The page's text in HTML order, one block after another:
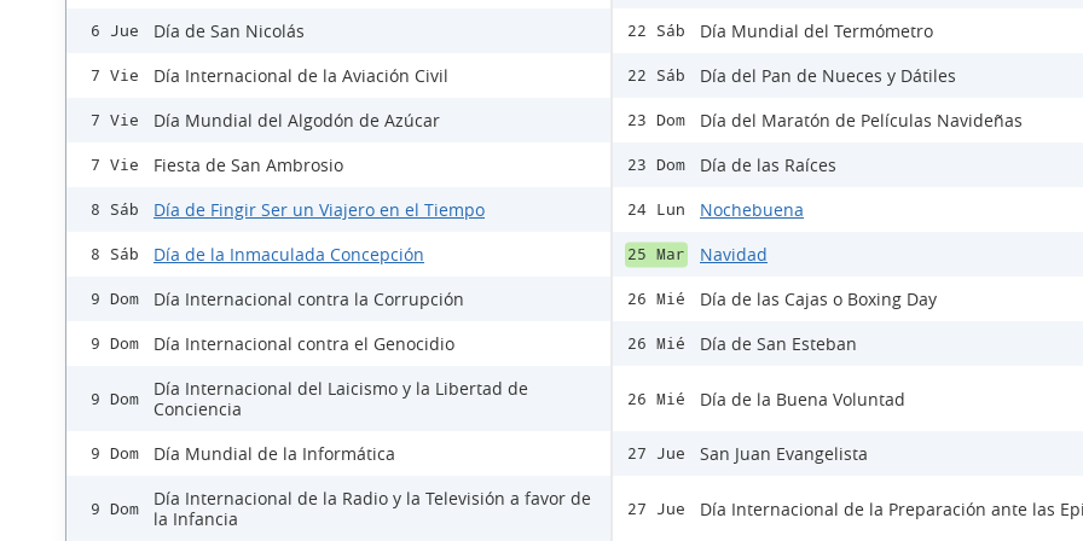
6 Jue Día de San Nicolás
7 Vie Día Internacional de la Aviación Civil
7 Vie Día Mundial del Algodón de Azúcar
7 Vie Fiesta de San Ambrosio
8 Sáb Día de Fingir Ser un Viajero en el Tiempo
8 Sáb Día de la Inmaculada Concepción
9 Dom Día Internacional contra la Corrupción
9 Dom Día Internacional contra el Genocidio
9 Dom
Día Internacional del Laicismo y la Libertad de
Conciencia
9 Dom Día Mundial de la Informática
9 Dom
Día Internacional de la Radio y la Televisión a favor de
la Infancia
22 Sáb Día Mundial del Termómetro
22 Sáb Día del Pan de Nueces y Dátiles
23 Dom Día del Maratón de Películas Navideñas
23 Dom Día de las Raíces
24 Lun Nochebuena
25 Mar Navidad
26 Mié Día de las Cajas o Boxing Day
26 Mié Día de San Esteban
26 Mié Día de la Buena Voluntad
27 Jue San Juan Evangelista
27 Jue Día Internacional de la Preparación ante las